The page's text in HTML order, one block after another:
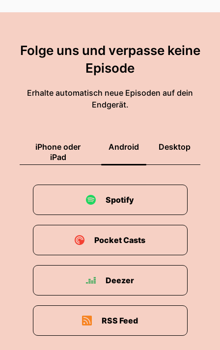
Folge uns und verpasse keine
Episode
Erhalte automatisch neue Episoden auf dein
Endgerät.
iPhone oder
iPad
Android Desktop
Spotify
Pocket Casts
Deezer
RSS Feed